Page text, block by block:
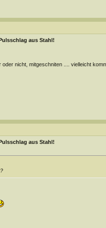
aus Stahl!
nicht, mitgeschniten .... vielleicht
aus Stahl!